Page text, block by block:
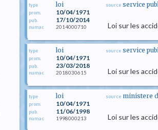
type loi
prom. 10/04/1971
pub. 17/10/2014
numac 2014000710
source service
Loi sur les
type loi
prom. 10/04/1971
pub. 23/03/2018
numac 2018030615
source service
Loi sur les
type loi
prom. 10/04/1971
pub. 11/06/1998
numac 1998000213
source ministere
Loi sur les